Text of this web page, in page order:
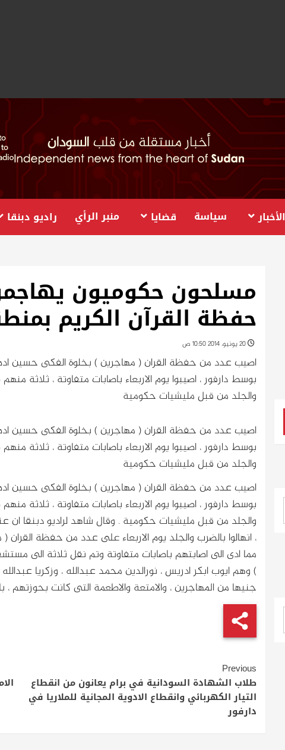
الأخبار سياسة قضايا منبر الرأي راديو دبنقا
مسلحون حكوميون
حفظة القرآن الكريم
20 يونيو، 2014 10:50 ص
اصيب عدد من حفظة القران ( مهاجرين ) بخلوة الفكى حسين
بوسط دارفور ، اصيبوا يوم الاربعاء باصابات متفاوتة ، ثلاثة
والجلد من قبل مليشيات حكومية
اصيب عدد من حفظة القران ( مهاجرين ) بخلوة الفكى حسين
بوسط دارفور ، اصيبوا يوم الاربعاء باصابات متفاوتة ، ثلاثة
والجلد من قبل مليشيات حكومية
اصيب عدد من حفظة القران ( مهاجرين ) بخلوة الفكى حسين
بوسط دارفور ، اصيبوا يوم الاربعاء باصابات متفاوتة ، ثلاثة
والجلد من قبل مليشيات حكومية . وقال شاهد لراديو دبنقا
، انهالوا بالضرب والجلد يوم الاربعاء على عدد من حفظة
مما ادى الى اصابتهم باصابات متفاوتة وتم نقل ثلاثة الى
جنيها من المهاجرين ، والامتعة والاطعمة التى كانت بحوزتهم ،
Continue
Reading
Previous
طلاب الشهادة السودانية في برام يعانون من انقطاع
التيار الكهربائي وانقطاع الادوية المجانية للملاريا في
دارفور